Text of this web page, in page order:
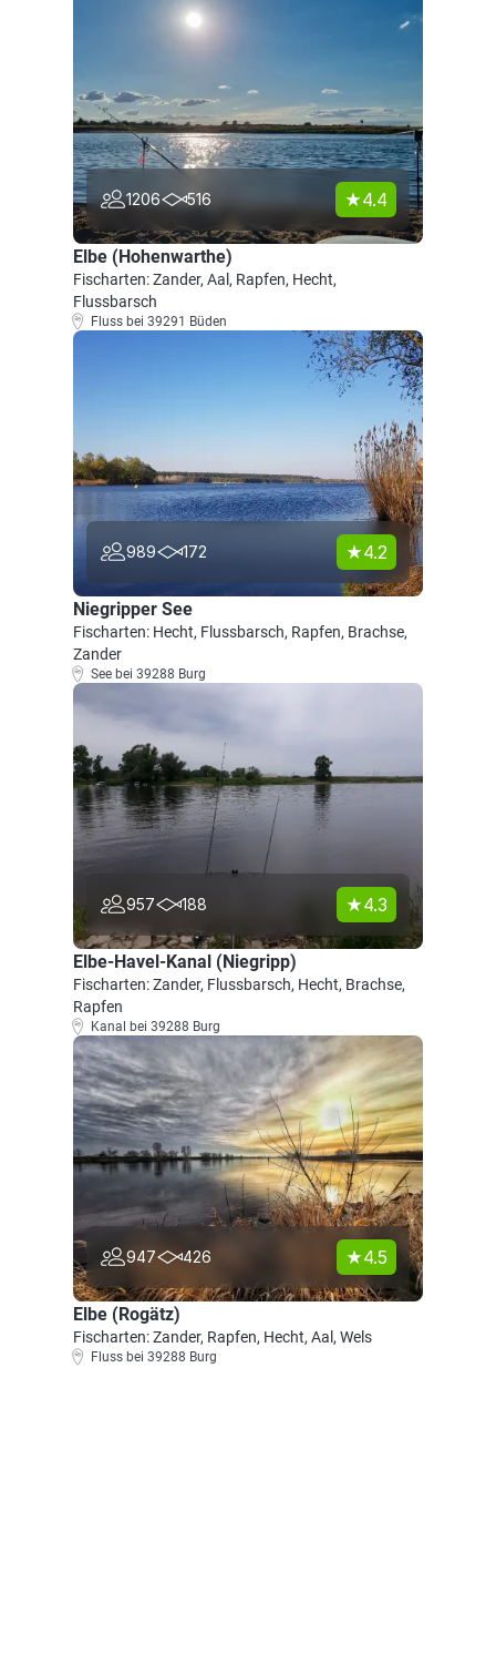
1206 516 4.4
Elbe (Hohenwarthe)
Fischarten: Zander, Aal, Rapfen, Hecht,
Flussbarsch
Fluss bei 39291 Büden
989 172 4.2
Niegripper See
Fischarten: Hecht, Flussbarsch, Rapfen, Brachse,
Zander
See bei 39288 Burg
957 188 4.3
Elbe-Havel-Kanal (Niegripp)
Fischarten: Zander, Flussbarsch, Hecht, Brachse,
Rapfen
Kanal bei 39288 Burg
947 426 4.5
Elbe (Rogätz)
Fischarten: Zander, Rapfen, Hecht, Aal, Wels
Fluss bei 39288 Burg